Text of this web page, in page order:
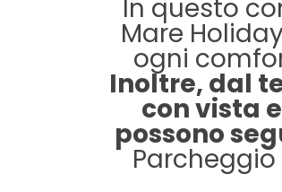
In questo
Mare
ogni
Inoltre, dal
con vista
possono